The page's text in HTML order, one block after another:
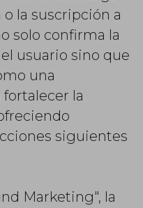
la suscripción a
solo confirma la
usuario sino que
una
la
siguientes
Marketing", la